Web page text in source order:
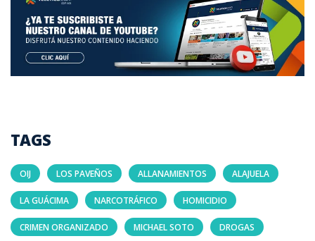
TAGS
OIJ LOS PAVEÑOS ALLANAMIENTOS ALAJUELA
LA GUÁCIMA NARCOTRÁFICO HOMICIDIO
CRIMEN ORGANIZADO MICHAEL SOTO DROGAS